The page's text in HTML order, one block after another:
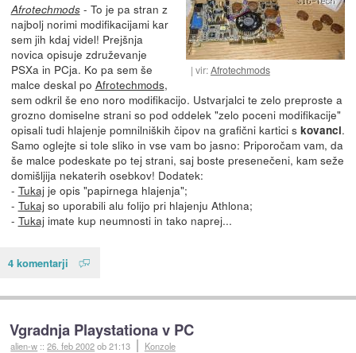
vir:Afrotechmods
Afrotechmods- To je pa stran z
najbolj norimi modifikacijami kar
sem jih kdaj videl! Prejšnja
novica opisuje združevanje
PSXa in PCja. Ko pa sem še
malce deskal po Afrotechmods,
sem odkril še eno noro modifikacijo. Ustvarjalci te zelo preproste a
grozno domiselne strani so pod oddelek "zelo poceni modifikacije"
opisali tudi hlajenje pomnilniških čipov na grafični kartici s kovanci.
Samo oglejte si tole sliko in vse vam bo jasno: Priporočam vam, da
še malce podeskate po tej strani, saj boste presenečeni, kam seže
domišljija nekaterih osebkov! Dodatek:
- Tukajje opis "papirnega hlajenja";
- Tukajso uporabili alu folijo pri hlajenju Athlona;
- Tukajimate kup neumnosti in tako naprej...
4 komentarji
Vgradnja Playstationa v PC
alien-w ::26. feb 2002ob 21:13 Konzole